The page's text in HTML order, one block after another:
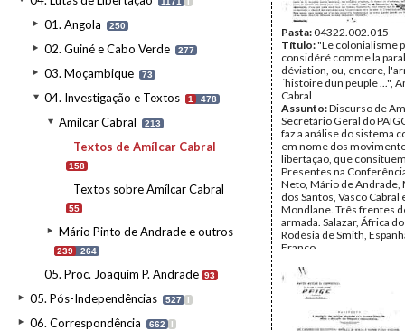
01. Angola 250
02. Guiné e Cabo Verde 277
03. Moçambique 73
04. Investigação e Textos 1 478
Amílcar Cabral 213
Textos de Amílcar Cabral
158
Textos sobre Amílcar Cabral
55
Mário Pinto de Andrade e outros
239 264
05. Proc. Joaquim P. Andrade 93
05. Pós-Independências 527 I
06. Correspondência 662 I
Pasta:04322.002.015
Título:"Le colonialisme
considéré comme la
déviation, ou, encore,
´histoire dún peuple ...",
Cabral
Assunto:Discurso de
Secretário Geral do
faz a análise do sistema
em nome dos
libertação, que
Presentes na
Neto, Mário de Andrade,
dos Santos, Vasco Cabral
Mondlane. Três frentes
armada. Salazar, África do
Rodésia de Smith,
Franco.
Fundo:
Andrade
Tipo Documental:
11